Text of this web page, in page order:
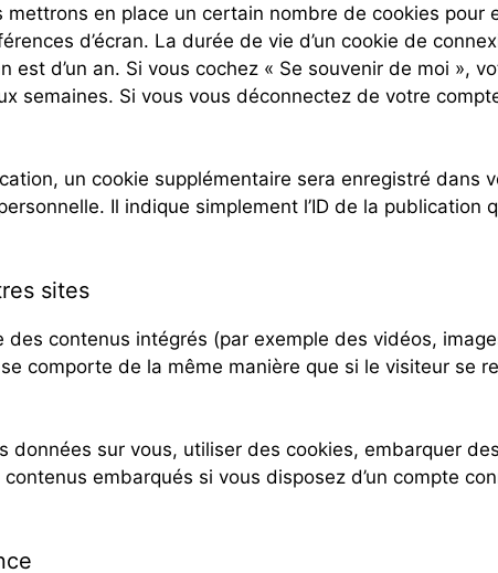
en place un certain nombre de cookies pour
d’écran. La durée de vie d’un cookie de
est d’un an. Si vous cochez « Se souvenir de moi »,
semaines. Si vous vous déconnectez de votre
un cookie supplémentaire sera enregistré dans
Il indique simplement l’ID de la publication
sites
contenus intégrés (par exemple des vidéos,
comporte de la même manière que si le visiteur se
données sur vous, utiliser des cookies, embarquer
embarqués si vous disposez d’un compte